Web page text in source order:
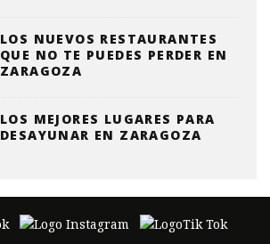
LOS NUEVOS RESTAURANTES
QUE NO TE PUEDES PERDER EN
ZARAGOZA
LOS MEJORES LUGARES PARA
DESAYUNAR EN ZARAGOZA